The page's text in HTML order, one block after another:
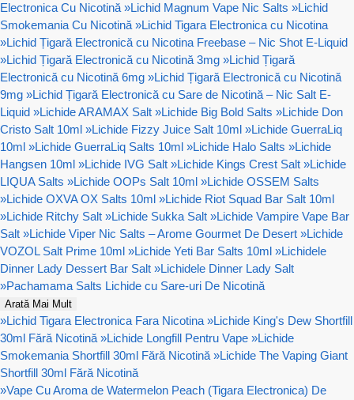
Electronica Cu Nicotină »Lichid Magnum Vape Nic Salts »Lichid
Smokemania Cu Nicotină »Lichid Tigara Electronica cu Nicotina
»Lichid Țigară Electronică cu Nicotina Freebase – Nic Shot E-Liquid
»Lichid Țigară Electronică cu Nicotină 3mg »Lichid Țigară
Electronică cu Nicotină 6mg »Lichid Țigară Electronică cu Nicotină
9mg »Lichid Țigară Electronică cu Sare de Nicotină – Nic Salt E-
Liquid »Lichide ARAMAX Salt »Lichide Big Bold Salts »Lichide Don
Cristo Salt 10ml »Lichide Fizzy Juice Salt 10ml »Lichide GuerraLiq
10ml »Lichide GuerraLiq Salts 10ml »Lichide Halo Salts »Lichide
Hangsen 10ml »Lichide IVG Salt »Lichide Kings Crest Salt »Lichide
LIQUA Salts »Lichide OOPs Salt 10ml »Lichide OSSEM Salts
»Lichide OXVA OX Salts 10ml »Lichide Riot Squad Bar Salt 10ml
»Lichide Ritchy Salt »Lichide Sukka Salt »Lichide Vampire Vape Bar
Salt »Lichide Viper Nic Salts – Arome Gourmet De Desert »Lichide
VOZOL Salt Prime 10ml »Lichide Yeti Bar Salts 10ml »Lichidele
Dinner Lady Dessert Bar Salt »Lichidele Dinner Lady Salt
»Pachamama Salts Lichide cu Sare-uri De Nicotină
Arată Mai Mult
»Lichid Tigara Electronica Fara Nicotina »Lichide King's Dew Shortfill
30ml Fără Nicotină »Lichide Longfill Pentru Vape »Lichide
Smokemania Shortfill 30ml Fără Nicotină »Lichide The Vaping Giant
Shortfill 30ml Fără Nicotină
»Vape Cu Aroma de Watermelon Peach (Tigara Electronica) De